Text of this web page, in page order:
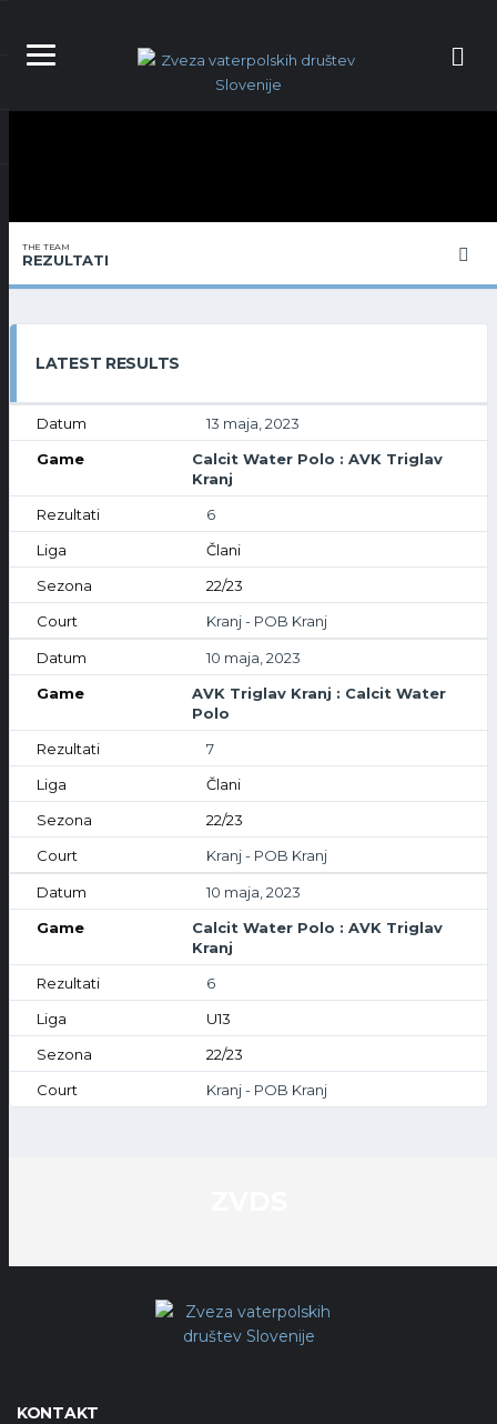
THE TEAM
REZULTATI
LATEST RESULTS
13 maja, 2023
Calcit Water Polo : AVK Triglav
Kranj
6
Člani
22/23
Kranj - POB Kranj
10 maja, 2023
AVK Triglav Kranj : Calcit Water
Polo
7
Člani
22/23
Kranj - POB Kranj
10 maja, 2023
Calcit Water Polo : AVK Triglav
Kranj
6
U13
22/23
Kranj - POB Kranj
KONTAKT